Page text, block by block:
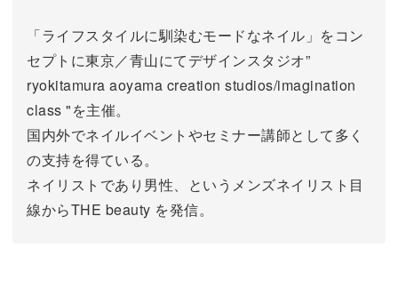
「ライフスタイルに馴染むモードなネイル」をコン
セプトに東京／青山にてデザインスタジオ”
ryokitamura aoyama creation studios/imagination
class "を主催。
国内外でネイルイベントやセミナー講師として多く
の支持を得ている。
ネイリストであり男性、というメンズネイリスト目
線からTHE beauty を発信。